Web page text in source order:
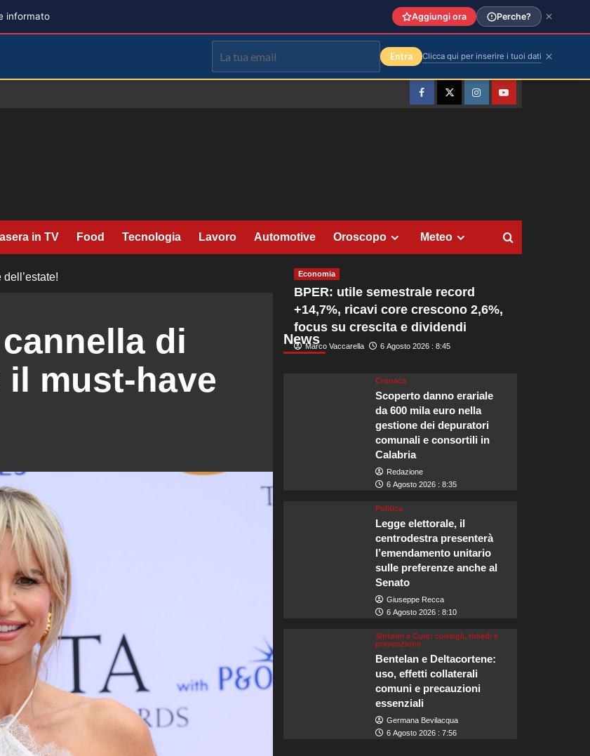
FacebookTwitterInstagramYouTube
in TV Food Tecnologia Lavoro Automotive Oroscopo Meteo
di
must-have
News
Economia
BPER: utile semestrale record
+14,7%, ricavi core crescono 2,6%,
focus su crescita e dividendi
Marco Vaccarella 6 Agosto 2026 : 8:45
Cronaca
Scoperto danno erariale
da 600 mila euro nella
gestione dei depuratori
comunali e consortili in
Calabria
Redazione
6 Agosto 2026 : 8:35
Politica
Legge elettorale, il
centrodestra presenterà
l’emendamento unitario
sulle preferenze anche al
Senato
Giuseppe Recca
6 Agosto 2026 : 8:10
Sintomi e Cure: consigli, rimedi e
prevenzione
Bentelan e Deltacortene:
uso, effetti collaterali
comuni e precauzioni
essenziali
Germana Bevilacqua
6 Agosto 2026 : 7:56
informato Aggiungi ora Perche?
Entra Clicca qui per inserire i tuoi dati